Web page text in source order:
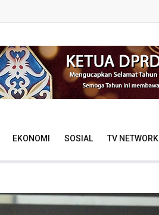
EKONOMI SOSIAL TV NETWORK